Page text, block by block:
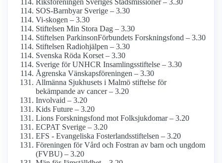
Riksföreningen Sveriges Stadsmissioner – 3.30
SOS-Barnbyar Sverige – 3.30
Vi-skogen – 3.30
Stiftelsen Min Stora Dag – 3.30
Stiftelsen Parkinson­Förbundets Forskningsfond – 3.30
Stiftelsen Radiohjälpen – 3.30
Svenska Röda Korset – 3.30
Sverige för UNHCR Insamlings­stiftelse – 3.30
Ågrenska Vänskapsföreningen – 3.30
Allmänna Sjukhusets i Malmö stiftelse för
bekämpande av cancer – 3.20
Involvaid – 3.20
Kids Future – 3.20
Lions Forsknings­fond mot Folksjukdomar – 3.20
ECPAT Sverige – 3.20
EFS - Evangeliska Fosterlands­stiftelsen – 3.20
Föreningen för Vård och Fostran av barn och ungdom
(FVBU) – 3.20